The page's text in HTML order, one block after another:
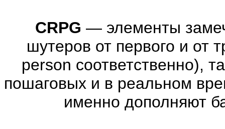
CRPG — элементы
шутеров от первого и от
person соответственно),
пошаговых и в реальном
именно дополняют